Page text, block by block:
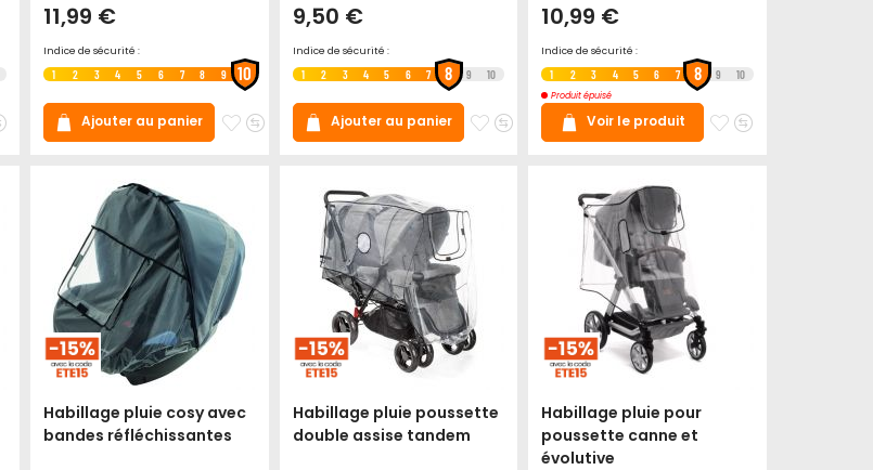
Ajouter
11,99 €
Indice de sécurité :
1 2 3 4 5 6 7 8 9 10
Ajouter au panier
AjouterAjouter
9,50 €
Indice de sécurité :
1 2 3 4 5 6 7 8 9 10
Ajouter au panier
AjouterAjouter
10,99 €
Indice de sécurité :
1 2 3 4 5 6 7 8 9 10
Produit épuisé
Voir le produit
AjouterAjouter
Habillage pluie cosy avec
bandes réfléchissantes
Habillage pluie poussette
double assise tandem
Habillage pluie pour
poussette canne et
évolutive